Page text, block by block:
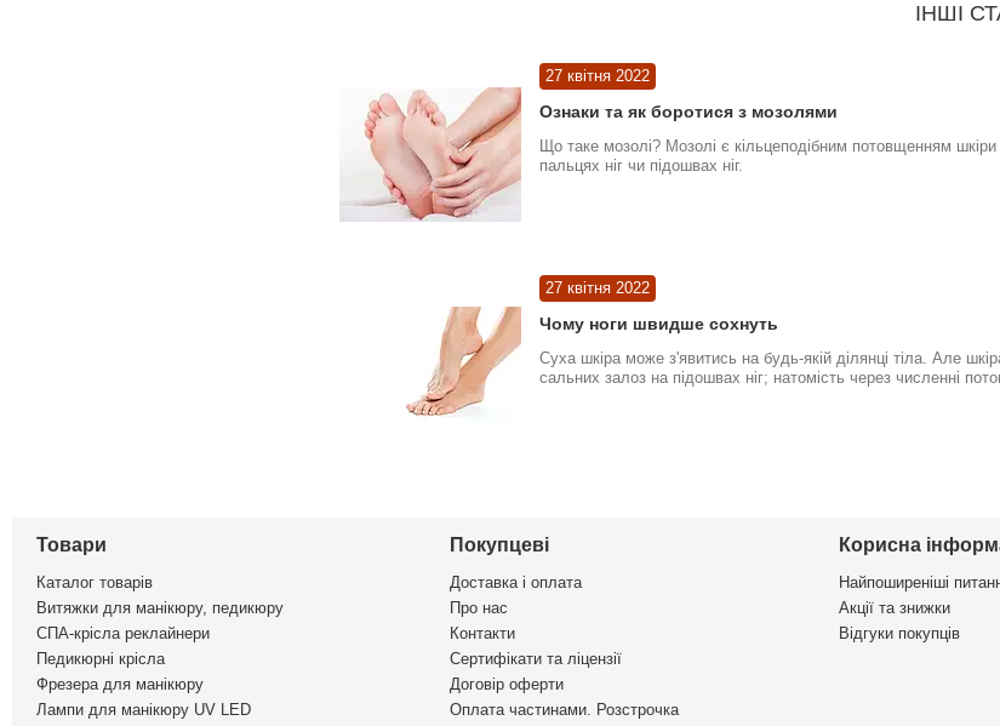
ІНШІ
27 квітня 2022
Ознаки та як боротися з мозолями
Що таке мозолі? Мозолі є кільцеподібним потовщенням
пальцях ніг чи підошвах ніг.
27 квітня 2022
Чому ноги швидше сохнуть
Суха шкіра може з'явитись на будь-якій ділянці тіла. Але
сальних залоз на підошвах ніг; натомість через численні
Товари
Каталог товарів
Витяжки для манікюру, педикюру
СПА-крісла реклайнери
Педикюрні крісла
Фрезера для манікюру
Лампи для манікюру UV LED
Покупцеві
Доставка і оплата
Про нас
Контакти
Сертифікати та ліцензії
Договір оферти
Оплата частинами. Розстрочка
Корисна
Найпоширеніші
Акції та знижки
Відгуки покупців